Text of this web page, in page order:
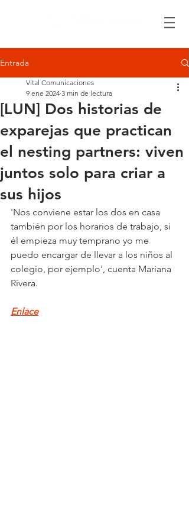
Entrada
[LUN] Dos historias de
exparejas que practican
el nesting partners: viven
juntos solo para criar a
sus hijos
Vital Comunicaciones
9 ene 2024 3 min de lectura
'Nos conviene estar los dos en casa
también por los horarios de trabajo, si
él empieza muy temprano yo me
puedo encargar de llevar a los niños al
colegio, por ejemplo', cuenta Mariana
Rivera.
Enlace